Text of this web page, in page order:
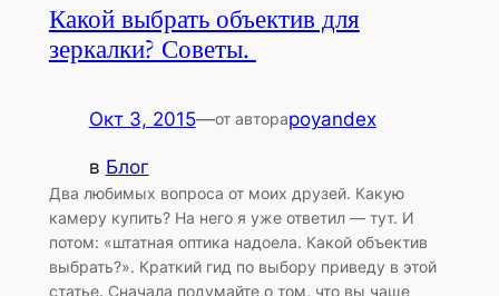
Какой выбрать объектив для
зеркалки? Советы.
Окт 3, 2015—от автораpoyandex
в Блог
Два любимых вопроса от моих друзей. Какую
камеру купить? На него я уже ответил — тут. И
потом: «штатная оптика надоела. Какой объектив
выбрать?». Краткий гид по выбору приведу в этой
статье. Сначала подумайте о том, что вы чаще